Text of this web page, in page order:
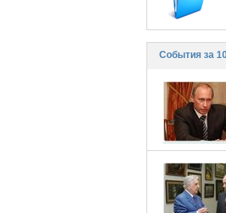
События за